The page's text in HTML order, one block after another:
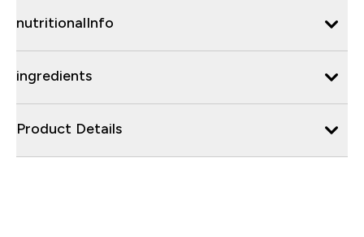
nutritionalInfo
ingredients
Product Details